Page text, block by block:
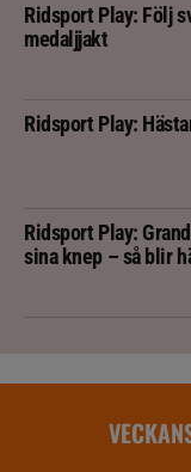
Ridsport Play: Följ
medaljjakt
Ridsport Play:
Ridsport Play:
sina knep – så blir